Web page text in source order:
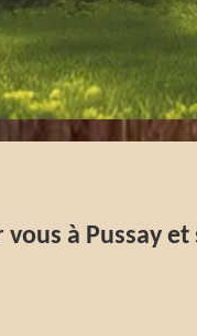
à Pussay et